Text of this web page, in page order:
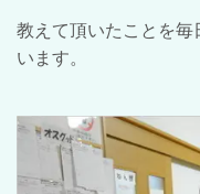
教えて頂いたことを
います。